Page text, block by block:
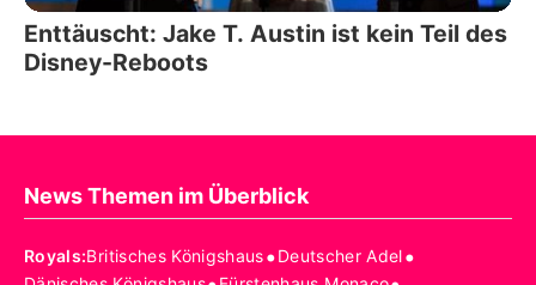
Enttäuscht: Jake T. Austin ist kein Teil des
Disney-Reboots
News Themen im Überblick
Royals:Britisches Königshaus•Deutscher Adel•